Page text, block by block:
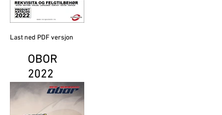
Last ned PDF versjon
OBOR
2022